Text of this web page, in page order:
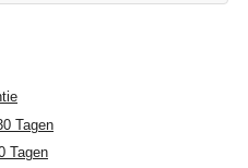
Tagen
Tagen